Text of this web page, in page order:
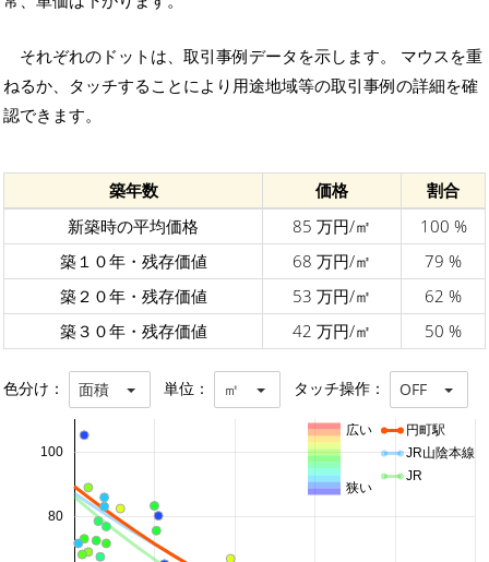
それぞれのドットは、取引事例データを示します。 マウスを重
ねるか、タッチすることにより用途地域等の取引事例の詳細を確
認できます。
築年数 価格
割合
新築時の平均価格
85 万円/㎡
100 %
築１０年・残存価値
68 万円/㎡
79 %
築２０年・残存価値
53 万円/㎡
62 %
築３０年・残存価値
42 万円/㎡ 50 %
色分け： 面積 単位： ㎡ タッチ操作： OFF
80
100
円町駅
JR山陰本線
JR
広い
狭い